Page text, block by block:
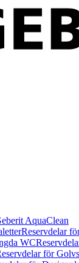
AquaClean
Reservdelar
WC
för